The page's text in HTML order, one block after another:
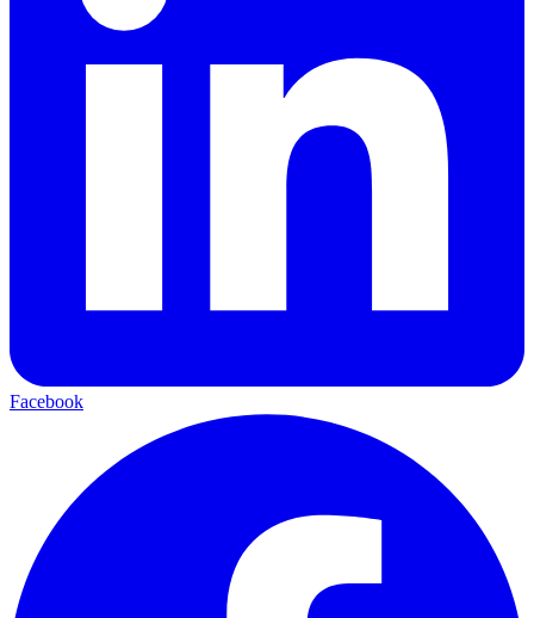
Facebook